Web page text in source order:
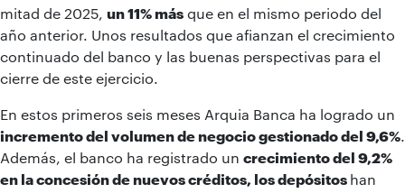
mitad de 2025, un 11% más que en el mismo periodo del
año anterior. Unos resultados que afianzan el crecimiento
continuado del banco y las buenas perspectivas para el
cierre de este ejercicio.
En estos primeros seis meses Arquia Banca ha logrado un
incremento del volumen de negocio gestionado del 9,6%.
Además, el banco ha registrado un crecimiento del 9,2%
en la concesión de nuevos créditos, los depósitos han